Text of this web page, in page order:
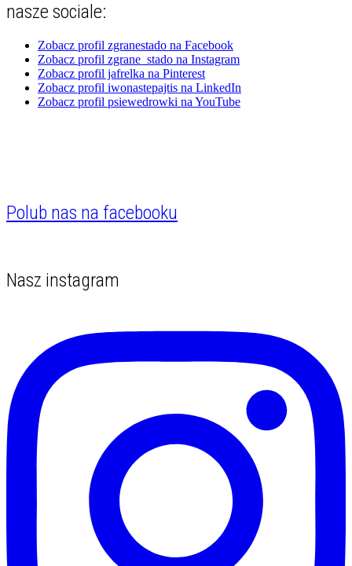
nasze sociale:
Zobacz profil zgranestado na Facebook
Zobacz profil zgrane_stado na Instagram
Zobacz profil jafrelka na Pinterest
Zobacz profil iwonastepajtis na LinkedIn
Zobacz profil psiewedrowki na YouTube
Polub nas na facebooku
Nasz instagram